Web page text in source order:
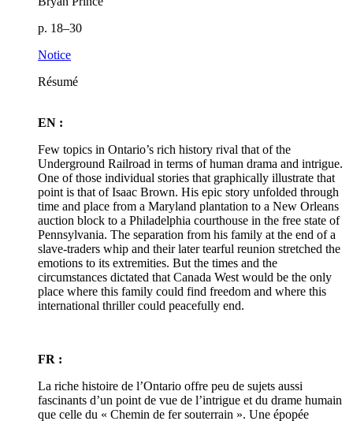
p. 18–30
Notice
Résumé
EN :
Few topics in Ontario’s rich history rival that of the
Underground Railroad in terms of human drama and intrigue.
One of those individual stories that graphically illustrate that
point is that of Isaac Brown. His epic story unfolded through
time and place from a Maryland plantation to a New Orleans
auction block to a Philadelphia courthouse in the free state of
Pennsylvania. The separation from his family at the end of a
slave-traders whip and their later tearful reunion stretched the
emotions to its extremities. But the times and the
circumstances dictated that Canada West would be the only
place where this family could find freedom and where this
international thriller could peacefully end.
FR :
La riche histoire de l’Ontario offre peu de sujets aussi
fascinants d’un point de vue de l’intrigue et du drame humain
que celle du « Chemin de fer souterrain ». Une épopée